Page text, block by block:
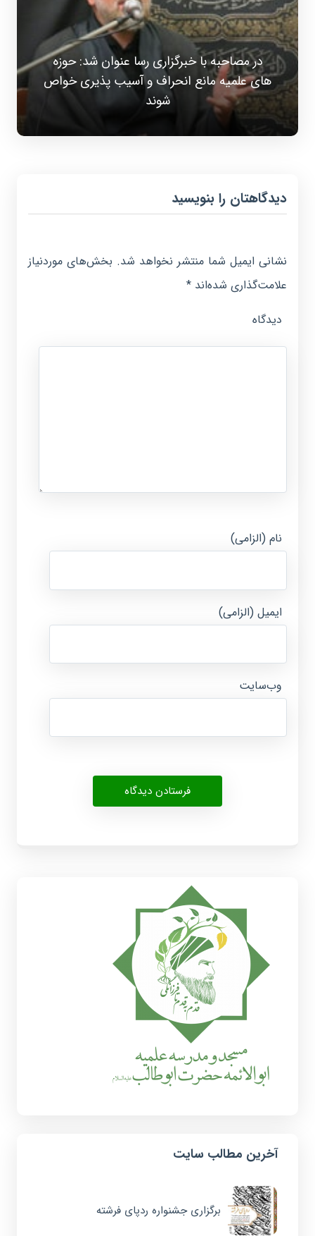
در مصاحبه با خبرگزاری رسا عنوان شد: حوزه
های علمیه مانع انحراف و آسیب پذیری خواص
شوند
دیدگاهتان را بنویسید
نشانی ایمیل شما منتشر نخواهد شد. بخش‌های موردنیاز
علامت‌گذاری شده‌اند*
دیدگاه
نام (الزامی)
ایمیل (الزامی)
وب‌سایت
آخرین مطالب سایت
برگزاری جشنواره ردپای فرشته